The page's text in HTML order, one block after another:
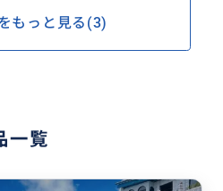
もっと見る(3)
一覧